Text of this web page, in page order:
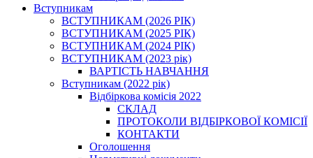
Вступникам
ВСТУПНИКАМ (2026 РІК)
ВСТУПНИКАМ (2025 РІК)
ВСТУПНИКАМ (2024 РІК)
ВСТУПНИКАМ (2023 рік)
ВАРТІСТЬ НАВЧАННЯ
Вступникам (2022 рік)
Відбіркова комісія 2022
СКЛАД
ПРОТОКОЛИ ВІДБІРКОВОЇ КОМІСІЇ
КОНТАКТИ
Оголошення